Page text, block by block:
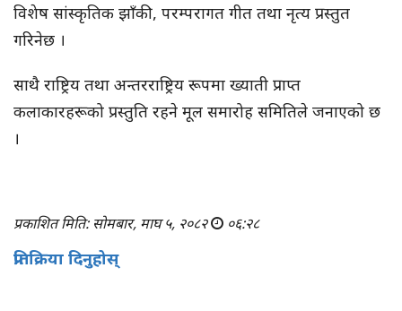
विशेष सांस्कृतिक झाँकी, परम्परागत गीत तथा नृत्य प्रस्तुत
गरिनेछ ।
साथै राष्ट्रिय तथा अन्तरराष्ट्रिय रूपमा ख्याती प्राप्त
कलाकारहरूको प्रस्तुति रहने मूल समारोह समितिले जनाएको छ
।
प्रकाशित मिति: सोमबार, माघ ५, २०८२ ०६:२८
प्रतिक्रिया दिनुहोस्